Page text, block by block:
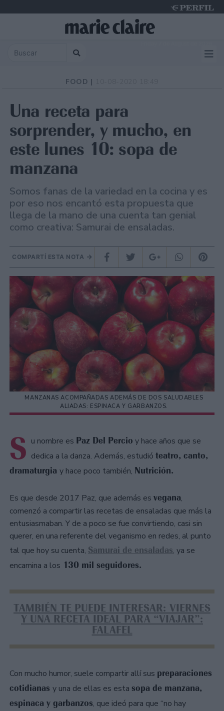
FOOD |
Una receta para
sorprender, y mucho, en
este lunes 10: sopa de
manzana
Somos fanas de la variedad en la cocina y es
por eso nos encantó esta propuesta que
llega de la mano de una cuenta tan genial
como creativa: Samurai de ensaladas.
COMPARTÍ ESTA NOTA
MANZANAS ACOMPAÑADAS ADEMÁS DE DOS SALUDABLES
ALIADAS: ESPINACA Y GARBANZOS.
S u nombre es Paz Del Percio y hace años que se
dedica a la danza. Además, estudió teatro, canto,
dramaturgia y hace poco también, Nutrición.
Es que desde 2017 Paz, que además es vegana,
comenzó a compartir las recetas de ensaladas que más la
entusiasmaban. Y de a poco se fue convirtiendo, casi sin
querer, en una referente del veganismo en redes, al punto
tal que hoy su cuenta, Samurai de ensaladas, ya se
encamina a los 130 mil seguidores.
TAMBIÉN TE PUEDE INTERESAR: VIERNES
Y UNA RECETA IDEAL PARA “VIAJAR”:
FALAFEL
Con mucho humor, suele compartir allí sus preparaciones
cotidianas y una de ellas es esta sopa de manzana,
espinaca y garbanzos, que ideó para que “no hay